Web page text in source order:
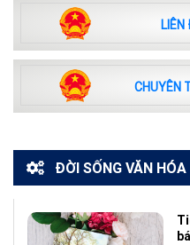
LIÊN
CHUYÊN
ĐỜI SỐNG VĂN HÓA